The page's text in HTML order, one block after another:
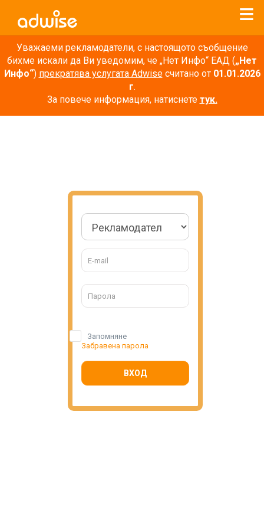
Уважаеми рекламодатели, с настоящото съобщение
бихме искали да Ви уведомим, че „Нет Инфо“ ЕАД („Нет
Инфо“) прекратява услугата Adwiseсчитано от 01.01.2026
г.
За повече информация, натиснете тук.
Запомняне
Забравена парола
ВХОД